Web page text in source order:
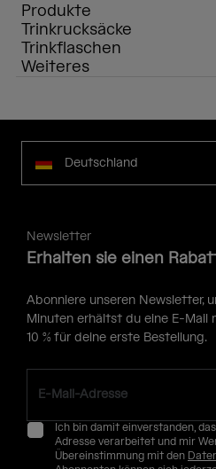
Produkte
Trinkrucksäcke
Trinkflaschen
Weiteres
Deutschland
Newsletter
Erhalten sie einen
Abonniere unseren Newsletter,
Minuten erhältst du eine E-
10 % für deine erste Bestellung.
Ich bin damit einverstanden,
Adresse verarbeitet und mir
Übereinstimmung mit den